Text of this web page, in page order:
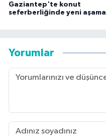
Gaziantep'te konut
seferberliğinde yeni aşama
Yorumlar